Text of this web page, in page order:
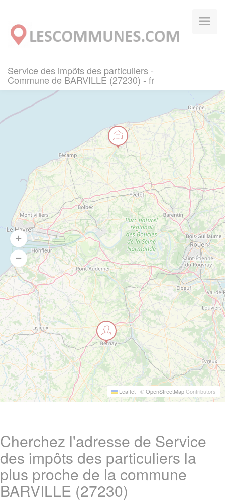
Service des impôts des particuliers -
Commune de BARVILLE (27230) - fr
Leaflet | ©OpenStreetMapContributors
Cherchez l'adresse de Service
des impôts des particuliers la
plus proche de la commune
BARVILLE (27230)